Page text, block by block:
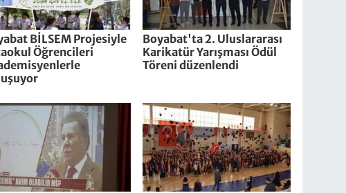
BİLSEM Projesiyle
Öğrencileri
Boyabat'ta 2. Uluslararası
Karikatür Yarışması Ödül
Töreni düzenlendi